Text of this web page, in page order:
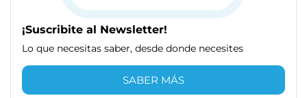
¡Suscribite al Newsletter!
Lo que necesitas saber, desde donde necesites
SABER MÁS